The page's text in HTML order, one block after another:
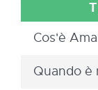
Cos'è
Quando è